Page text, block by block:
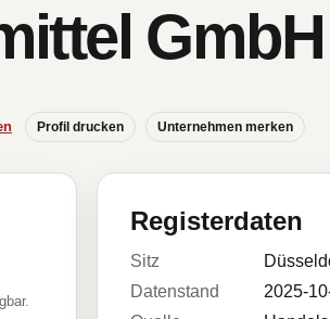
GmbH
Profil drucken Unternehmen merken
Registerdaten
Sitz
Datenstand
2025-